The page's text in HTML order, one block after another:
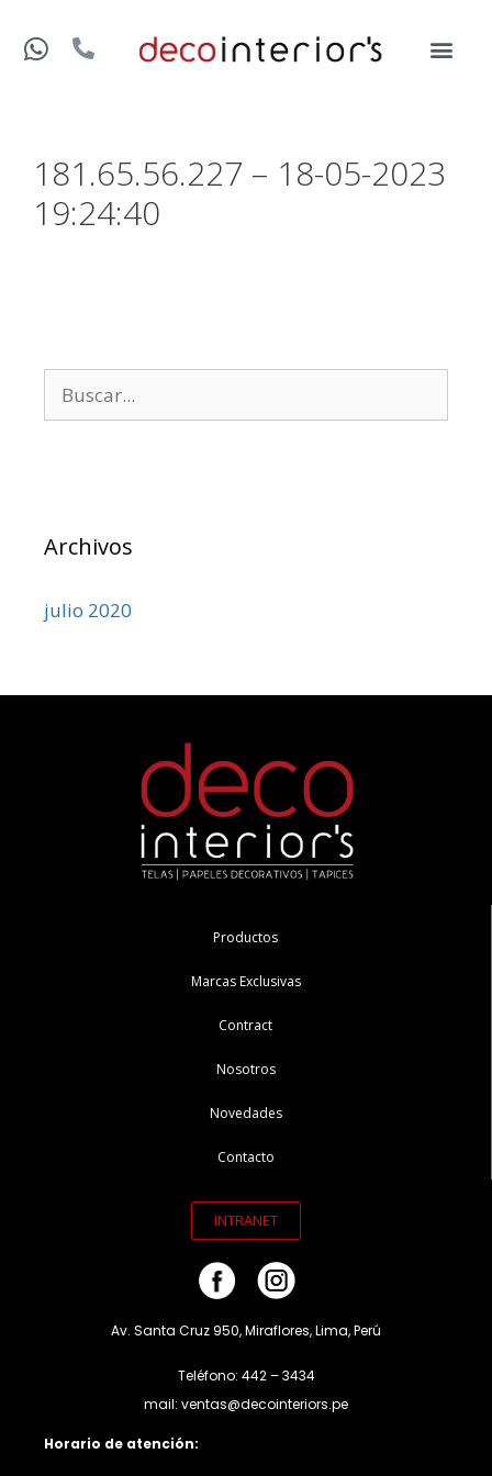
181.65.56.227 – 18-05-2023
19:24:40
Archivos
julio 2020
Productos
Marcas Exclusivas
Contract
Nosotros
Novedades
Contacto
INTRANET
Av. Santa Cruz 950, Miraflores, Lima, Perú
Teléfono: 442 – 3434
mail: ventas@decointeriors.pe
Horario de atención: